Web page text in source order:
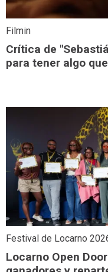
Filmin
Crítica de
para tener algo
Festival de Locarno
Locarno Open